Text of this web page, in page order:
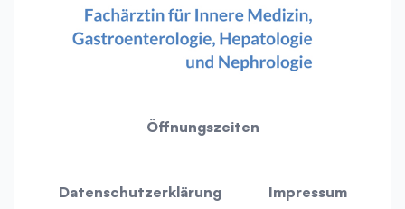
Öffnungszeiten
Datenschutzerklärung Impressum